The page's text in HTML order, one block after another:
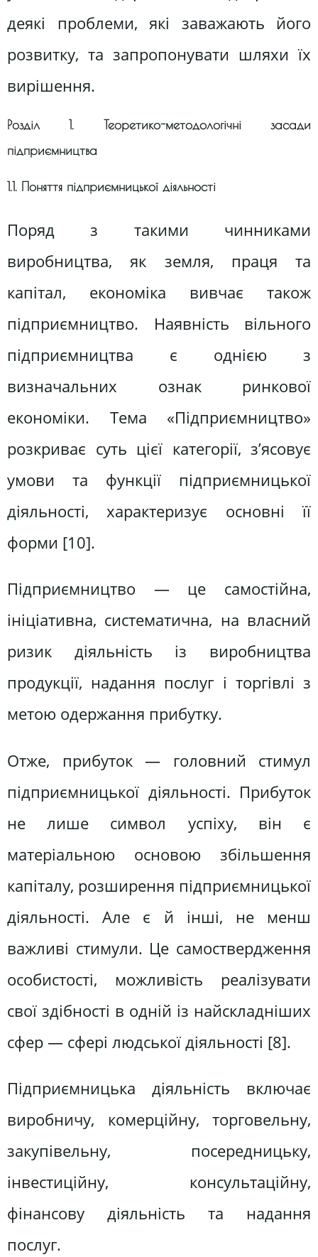
деякі проблеми, які заважають його
розвитку, та запропонувати шляхи їх
вирішення.
Розділ 1. Теоретико-методологічні засади
підприємництва
1.1. Поняття підприємницької діяльності
Поряд з такими чинниками
виробництва, як земля, праця та
капітал, економіка вивчає також
підприємництво. Наявність вільного
підприємництва є однією з
визначальних ознак ринкової
економіки. Тема «Підприємництво»
розкриває суть цієї категорії, з’ясовує
умови та функції підприємницької
діяльності, характеризує основні її
форми [10].
Підприємництво — це самостійна,
ініціативна, систематична, на власний
ризик діяльність із виробництва
продукції, надання послуг і торгівлі з
метою одержання прибутку.
Отже, прибуток — головний стимул
підприємницької діяльності. Прибуток
не лише символ успіху, він є
матеріальною основою збільшення
капіталу, розширення підприємницької
діяльності. Але є й інші, не менш
важливі стимули. Це самоствердження
особистості, можливість реалізувати
свої здібності в одній із найскладніших
сфер — сфері людської діяльності [8].
Підприємницька діяльність включає
виробничу, комерційну, торговельну,
закупівельну, посередницьку,
інвестиційну, консультаційну,
фінансову діяльність та надання
послуг.